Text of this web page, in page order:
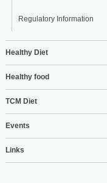
Regulatory Information
Healthy Diet
Healthy food
TCM Diet
Events
Links